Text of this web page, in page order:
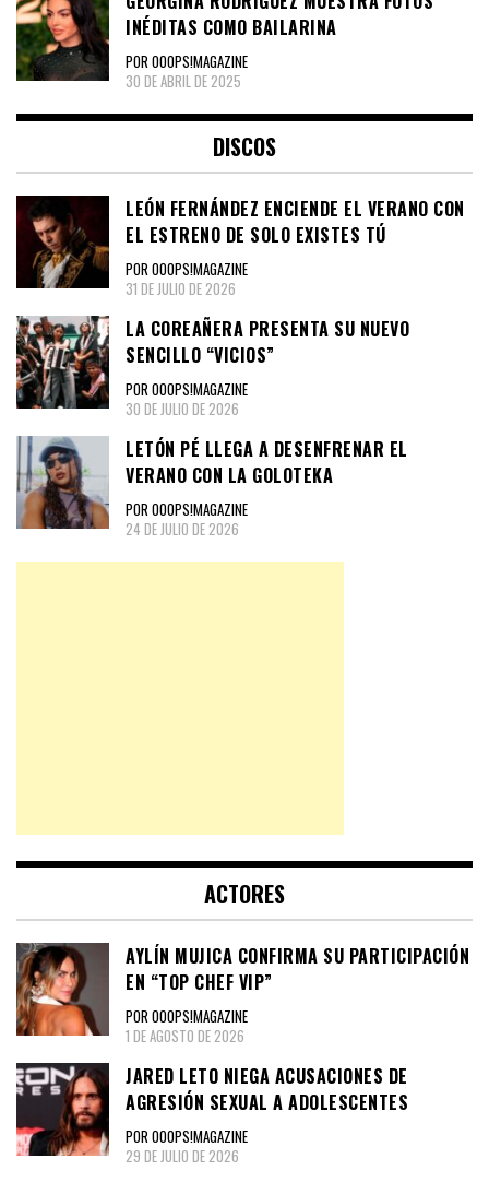
INÉDITAS COMO BAILARINA
POR OOOPS!MAGAZINE
30 DE ABRIL DE 2025
DISCOS
LEÓN FERNÁNDEZ ENCIENDE EL VERANO CON
EL ESTRENO DE SOLO EXISTES TÚ
POR OOOPS!MAGAZINE
31 DE JULIO DE 2026
LA COREAÑERA PRESENTA SU NUEVO
SENCILLO “VICIOS”
POR OOOPS!MAGAZINE
30 DE JULIO DE 2026
LETÓN PÉ LLEGA A DESENFRENAR EL
VERANO CON LA GOLOTEKA
POR OOOPS!MAGAZINE
24 DE JULIO DE 2026
ACTORES
AYLÍN MUJICA CONFIRMA SU PARTICIPACIÓN
EN “TOP CHEF VIP”
POR OOOPS!MAGAZINE
1 DE AGOSTO DE 2026
JARED LETO NIEGA ACUSACIONES DE
AGRESIÓN SEXUAL A ADOLESCENTES
POR OOOPS!MAGAZINE
29 DE JULIO DE 2026